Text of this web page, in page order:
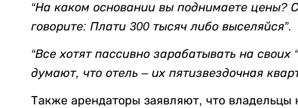
“На каком основании вы поднимаете цены?
говорите: Плати 300 тысяч либо выселяйся”.
“Все хотят пассивно зарабатывать на своих
думают, что отель – их пятизвездочная
Также арендаторы заявляют, что